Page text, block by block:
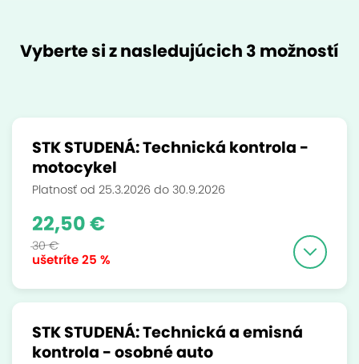
Vyberte si z nasledujúcich 3 možností
STK STUDENÁ: Technická kontrola -
motocykel
Platnosť od 25.3.2026 do 30.9.2026
ušetríte25 %
22,50 €
30 €
STK STUDENÁ: Technická a emisná
kontrola - osobné auto